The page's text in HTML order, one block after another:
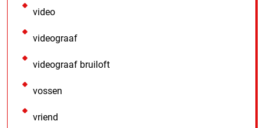
video
videograaf
videograaf bruiloft
vossen
vriend